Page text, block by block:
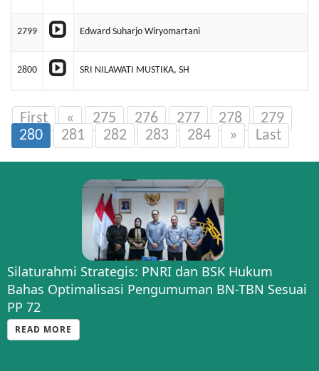
2799 Edward Suharjo Wiryomartani
2800 SRI NILAWATI MUSTIKA, SH
First « 275 276 277 278
279
280
281 282 283 284 » Last
Silaturahmi Strategis: PNRI dan BSK Hukum
Bahas Optimalisasi Pengumuman BN-TBN Sesuai
PP 72
READ MORE